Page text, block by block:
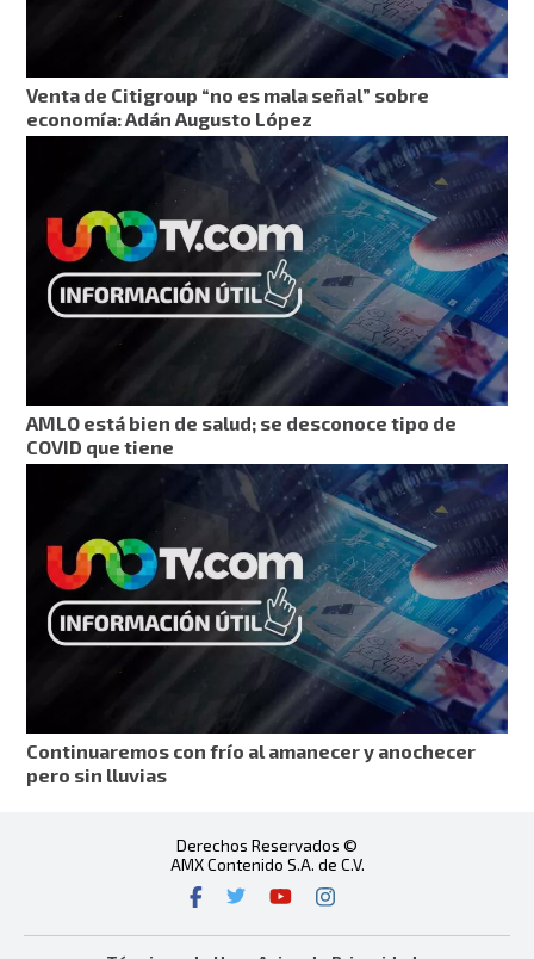
Venta de Citigroup “no es mala señal” sobre
economía: Adán Augusto López
AMLO está bien de salud; se desconoce tipo de
COVID que tiene
Continuaremos con frío al amanecer y anochecer
pero sin lluvias
Derechos Reservados ©
AMX Contenido S.A. de C.V.